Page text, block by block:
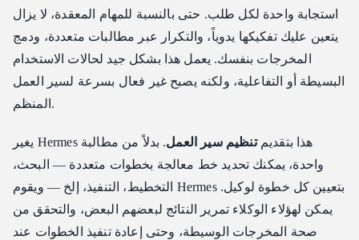
استجابة واحدة لكل طلب. حتى بالنسبة للمهام المعقدة، لا يزال
يتعين عليك تفكيكها يدوياً، والتكرار عبر مطالبات متعددة، ودمج
المخرجات بنفسك. يعمل هذا بشكل جيد لحالات الاستخدام
البسيطة أو التفاعلية، ولكنه يصبح غير فعال بسرعة لسير العمل
المنظم.
يغير Hermes هذا بتقديمتنظيم سير العمل. بدلاً من مطالبة
واحدة، يمكنك تحديد خط معالجة بخطوات متعددة — البحث،
التخطيط، التنفيذ، إلخ — ويقوم Hermes بتعيين كل خطوة لوكيل.
يمكن لهؤلاء الوكلاء تمرير النتائج لبعضهم البعض، والتحقق من
صحة المخرجات الوسيطة، وحتى إعادة تنفيذ الخطوات عند